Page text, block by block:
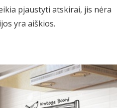
pjaustyti atskirai, jis nėra
yra aiškios.